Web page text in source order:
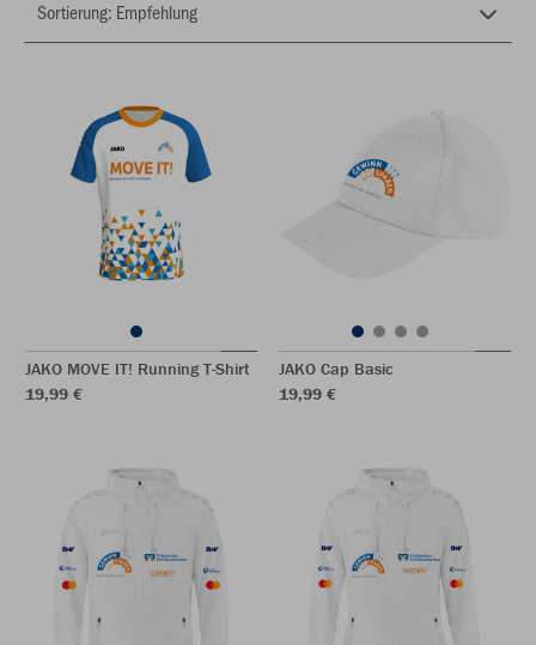
JAKO MOVE IT! Running T-Shirt
19,99 €
JAKO Cap Basic
19,99 €